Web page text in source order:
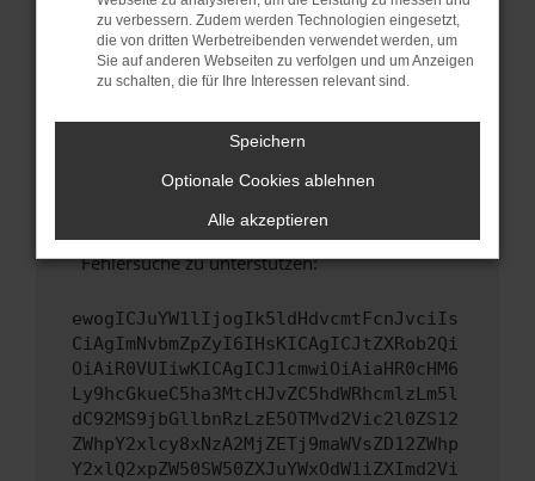
Veraltete Software birgt nicht nur ein
Sicherheitsrisiko, sondern kann auch dazu
führen, dass bestimmte Funktionen nicht mehr
unterstützt werden.
Wende dich an den Webseitenbetreiber.
Wenn du alle oben genannten Schritte versucht
hast, kontaktiere uns bitte. Wir werden
versuchen, das Problem zu beheben. Du kannst
uns diesen Text schicken, um uns bei der
Fehlersuche zu unterstützen:
ewogICJuYW1lIjogIk5ldHdvcmtFcnJvciIs
CiAgImNvbmZpZyI6IHsKICAgICJtZXRob2Qi
OiAiR0VUIiwKICAgICJ1cmwiOiAiaHR0cHM6
Ly9hcGkueC5ha3MtcHJvZC5hdWRhcmlzLm5l
dC92MS9jbGllbnRzLzE5OTMvd2Vic2l0ZS12
ZWhpY2xlcy8xNzA2MjZETj9maWVsZD12ZWhp
Y2xlQ2xpZW50SW50ZXJuYWxOdW1iZXImd2Vi
zu verbessern. Zudem werden Technologien eingesetzt,
die von dritten Werbetreibenden verwendet werden, um
Sie auf anderen Webseiten zu verfolgen und um Anzeigen
zu schalten, die für Ihre Interessen relevant sind.
Speichern
Optionale Cookies ablehnen
Alle akzeptieren